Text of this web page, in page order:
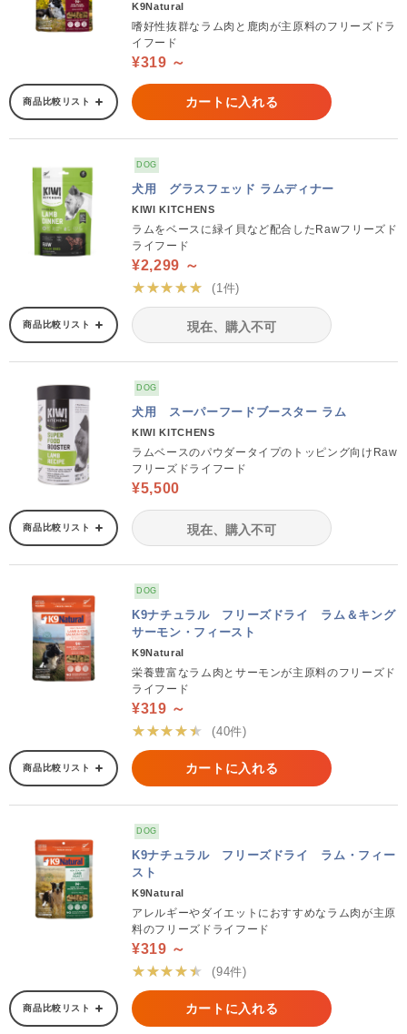
K9Natural
嗜好性抜群なラム肉と鹿肉が主原料のフリーズドラ
イフード
¥319 ～
商品比較リスト カートに入れる
DOG
犬用 グラスフェッド ラムディナー
KIWI KITCHENS
ラムをベースに緑イ貝など配合したRawフリーズド
ライフード
¥2,299 ～
★★★★★
(1件)
商品比較リスト 現在、購入不可
DOG
犬用 スーパーフードブースター ラム
KIWI KITCHENS
ラムベースのパウダータイプのトッピング向けRaw
フリーズドライフード
¥5,500
商品比較リスト 現在、購入不可
DOG
K9ナチュラル フリーズドライ ラム＆キング
サーモン・フィースト
K9Natural
栄養豊富なラム肉とサーモンが主原料のフリーズド
ライフード
¥319 ～
★★★★★
(40件)
商品比較リスト カートに入れる
DOG
K9ナチュラル フリーズドライ ラム・フィー
スト
K9Natural
アレルギーやダイエットにおすすめなラム肉が主原
料のフリーズドライフード
¥319 ～
★★★★★
(94件)
商品比較リスト カートに入れる